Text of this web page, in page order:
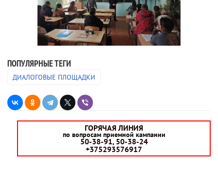
ПОПУЛЯРНЫЕ ТЕГИ
ДИАЛОГОВЫЕ ПЛОЩАДКИ
ГОРЯЧАЯ ЛИНИЯ
по вопросам приемной кампании
50-38-91, 50-38-24
+375293576917